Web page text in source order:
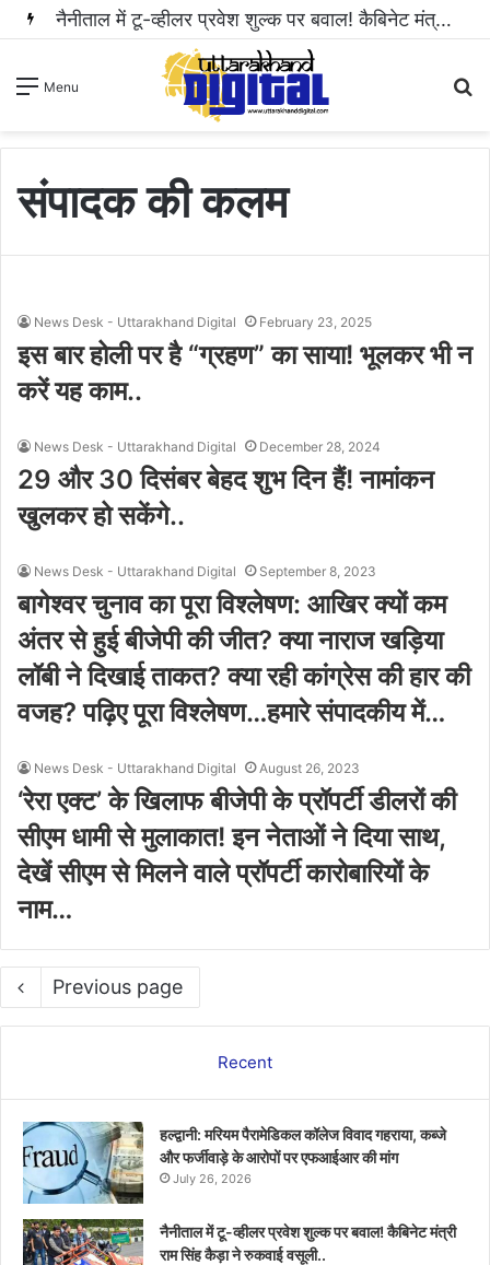
नैनीताल में टू-व्हीलर प्रवेश शुल्क पर बवाल! कैबिनेट मंत्री राम सिंह कैड़ा ने रुकवाई वसूली..
Menu
संपादक की कलम
News Desk - Uttarakhand Digital February 23, 2025
इस बार होली पर है “ग्रहण” का साया! भूलकर भी न
करें यह काम..
News Desk - Uttarakhand Digital December 28, 2024
29 और 30 दिसंबर बेहद शुभ दिन हैं! नामांकन
खुलकर हो सकेंगे..
News Desk - Uttarakhand Digital September 8, 2023
बागेश्वर चुनाव का पूरा विश्लेषण: आखिर क्यों कम
अंतर से हुई बीजेपी की जीत? क्या नाराज खड़िया
लॉबी ने दिखाई ताकत? क्या रही कांग्रेस की हार की
वजह? पढ़िए पूरा विश्लेषण…हमारे संपादकीय में…
News Desk - Uttarakhand Digital August 26, 2023
‘रेरा एक्ट’ के खिलाफ बीजेपी के प्रॉपर्टी डीलरों की
सीएम धामी से मुलाकात! इन नेताओं ने दिया साथ,
देखें सीएम से मिलने वाले प्रॉपर्टी कारोबारियों के
नाम…
Previous page
Recent
हल्द्वानी: मरियम पैरामेडिकल कॉलेज विवाद गहराया, कब्जे
और फर्जीवाड़े के आरोपों पर एफआईआर की मांग
July 26, 2026
नैनीताल में टू-व्हीलर प्रवेश शुल्क पर बवाल! कैबिनेट मंत्री
राम सिंह कैड़ा ने रुकवाई वसूली..